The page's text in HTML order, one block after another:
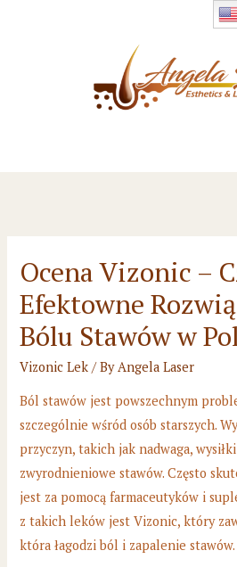
Ocena Vizonic –
Efektowne
Bólu Stawów w
Vizonic Lek / ByAngela Laser
Ból stawów jest powszechnym
szczególnie wśród osób starszych.
przyczyn, takich jak nadwaga,
zwyrodnieniowe stawów. Często
jest za pomocą farmaceutyków i
z takich leków jest Vizonic, który
która łagodzi ból i zapalenie stawów.